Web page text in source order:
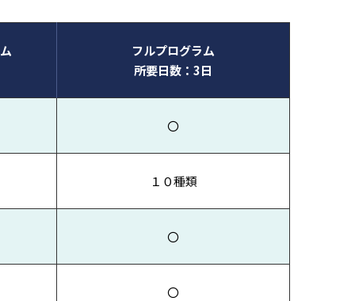
フルプログラム
所要日数：3日
〇
１０種類
〇
〇